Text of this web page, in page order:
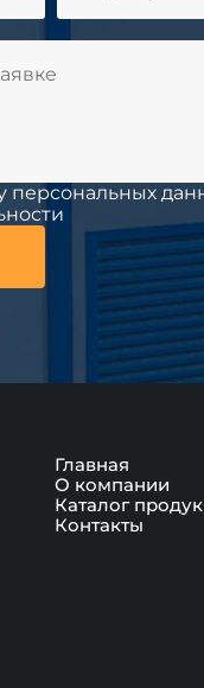
персональных
Главная
О компании
Каталог
Контакты